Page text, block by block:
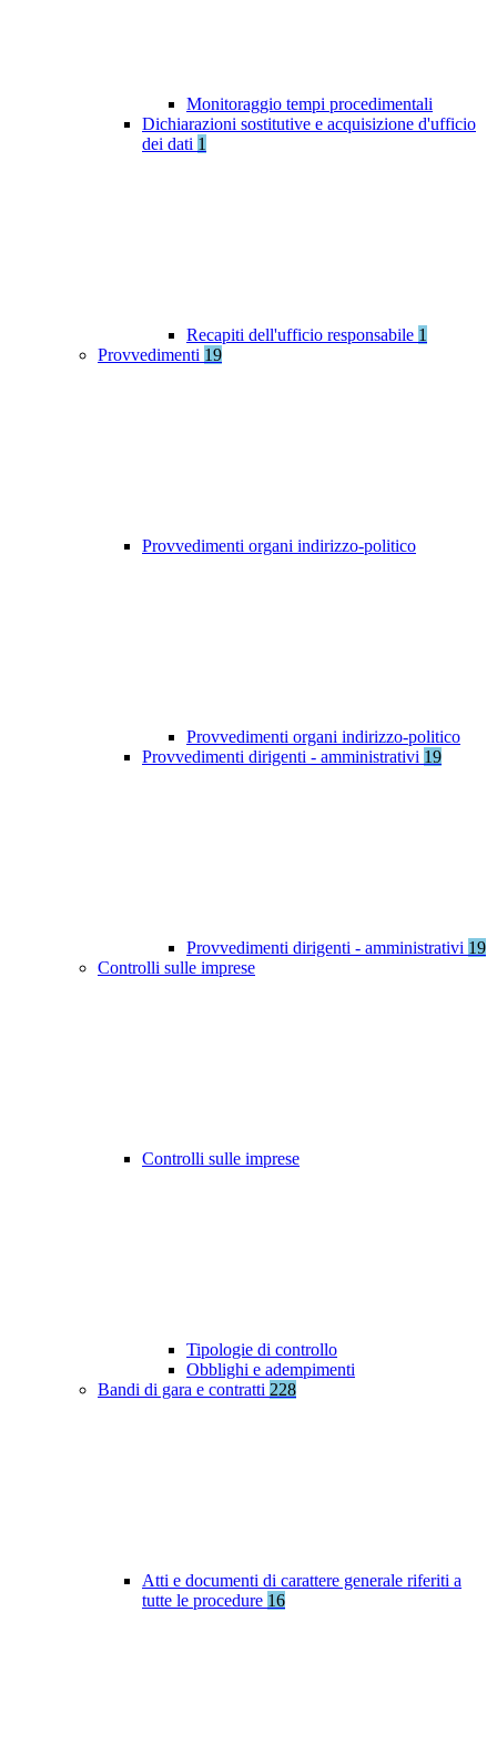
Monitoraggio tempi procedimentali
Dichiarazioni sostitutive e acquisizione d'ufficio
dei dati 1
Recapiti dell'ufficio responsabile 1
Provvedimenti 19
Provvedimenti organi indirizzo-politico
Provvedimenti organi indirizzo-politico
Provvedimenti dirigenti - amministrativi 19
Provvedimenti dirigenti - amministrativi 19
Controlli sulle imprese
Controlli sulle imprese
Tipologie di controllo
Obblighi e adempimenti
Bandi di gara e contratti 228
Atti e documenti di carattere generale riferiti a
tutte le procedure 16